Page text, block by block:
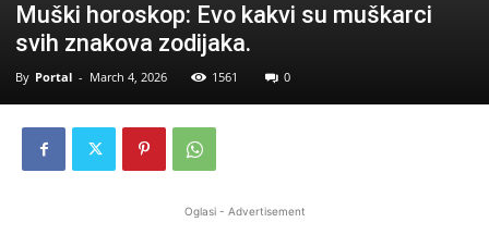
Muški horoskop: Evo kakvi su muškarci
svih znakova zodijaka.
By Portal - March 4, 2026 1561 0
Oglasi - Advertisement